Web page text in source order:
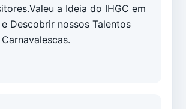
a Ideia do IHGC em
Descobrir nossos Talentos